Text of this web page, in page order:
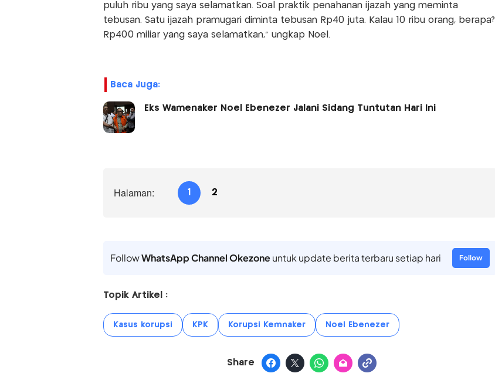
puluh ribu yang saya selamatkan. Soal praktik penahanan ijazah yang meminta
tebusan. Satu ijazah pramugari diminta tebusan Rp40 juta. Kalau 10 ribu orang, berapa?
Rp400 miliar yang saya selamatkan,” ungkap Noel.
Baca Juga:
Eks Wamenaker Noel Ebenezer Jalani Sidang Tuntutan Hari Ini
Halaman: 1 2
FollowWhatsApp Channel Okezoneuntuk update berita terbaru setiap hari Follow
Topik Artikel :
Kasus korupsi KPK Korupsi Kemnaker Noel Ebenezer
Share